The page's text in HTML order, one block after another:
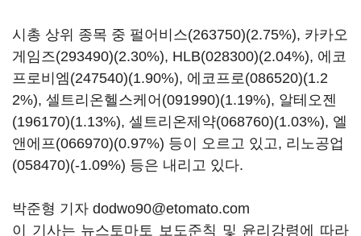
시총 상위 종목 중 펄어비스(263750)(2.75%), 카카오
게임즈(293490)(2.30%), HLB(028300)(2.04%), 에코
프로비엠(247540)(1.90%), 에코프로(086520)(1.2
2%), 셀트리온헬스케어(091990)(1.19%), 알테오젠
(196170)(1.13%), 셀트리온제약(068760)(1.03%), 엘
앤에프(066970)(0.97%) 등이 오르고 있고, 리노공업
(058470)(-1.09%) 등은 내리고 있다.
박준형 기자 dodwo90@etomato.com
이 기사는 뉴스토마토 보도준칙 및 윤리강령에 따라